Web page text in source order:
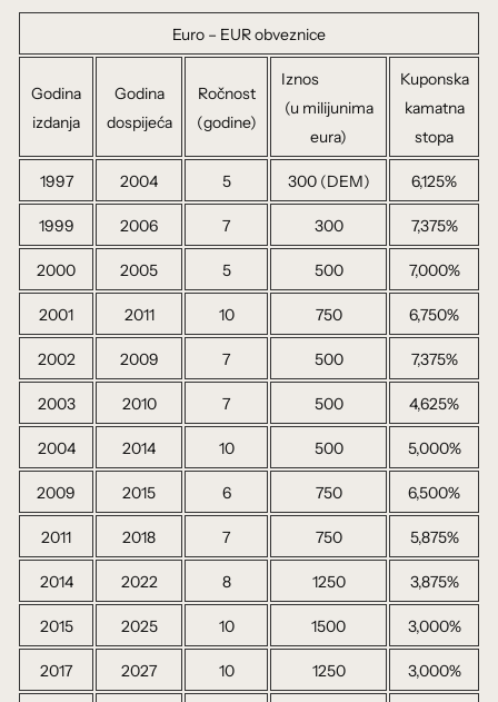
Euro – EUR obveznice
Godina
izdanja
Godina
dospijeća
Ročnost
(godine)
Iznos
(u milijunima
eura)
Kuponska
kamatna
stopa
1997 2004 5 300 (DEM) 6,125%
1999 2006 7 300 7,375%
2000 2005 5 500 7,000%
2001 2011 10 750 6,750%
2002 2009 7 500 7,375%
2003 2010 7 500 4,625%
2004 2014 10 500 5,000%
2009 2015 6 750 6,500%
2011 2018 7 750 5,875%
2014 2022 8 1250 3,875%
2015 2025 10 1500 3,000%
2017 2027 10 1250 3,000%